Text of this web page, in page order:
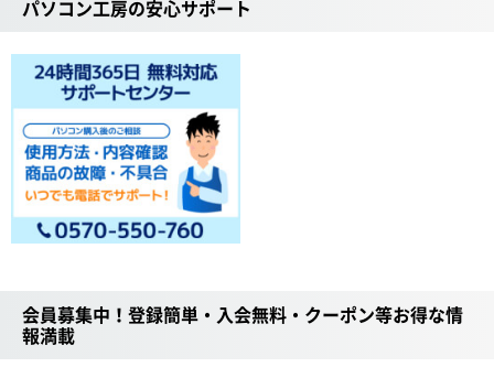
パソコン工房の安心サポート
会員募集中！登録簡単・入会無料・クーポン等お得な情
報満載